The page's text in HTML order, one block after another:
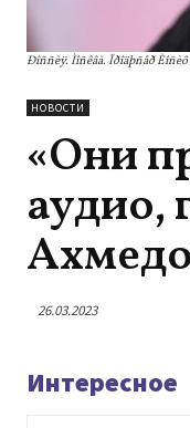
Ðîññèÿ. Ìîñêâà. Ïðîäþñåð Èîñèô
НОВОСТИ
«Они
аудио,
26.03.2023
Интересное